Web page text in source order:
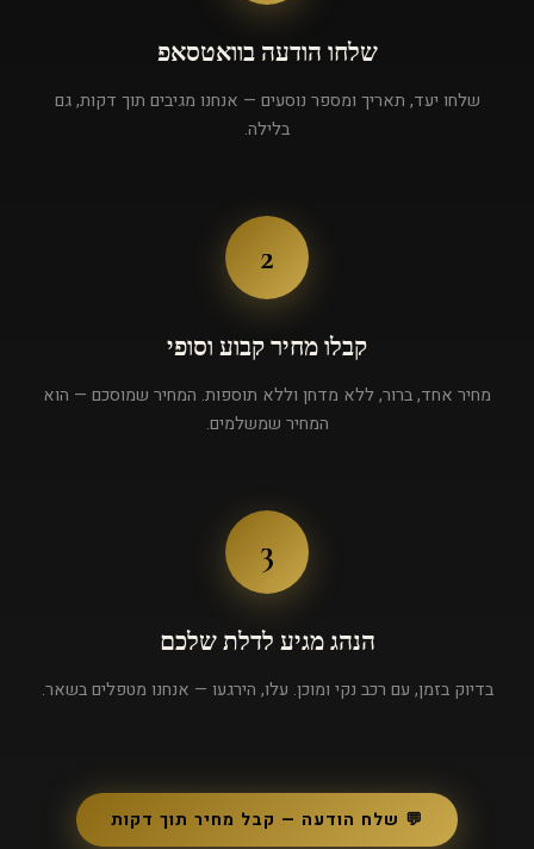
שלחו הודעה בוואטסאפ
שלחו יעד, תאריך ומספר נוסעים — אנחנו מגיבים תוך דקות, גם
בלילה.
2
קבלו מחיר קבוע וסופי
מחיר אחד, ברור, ללא מדחן וללא תוספות. המחיר שמוסכם — הוא
המחיר שמשלמים.
3
הנהג מגיע לדלת שלכם
בדיוק בזמן, עם רכב נקי ומוכן. עלו, הירגעו — אנחנו מטפלים בשאר.
💬 שלח הודעה — קבל מחיר תוך דקות